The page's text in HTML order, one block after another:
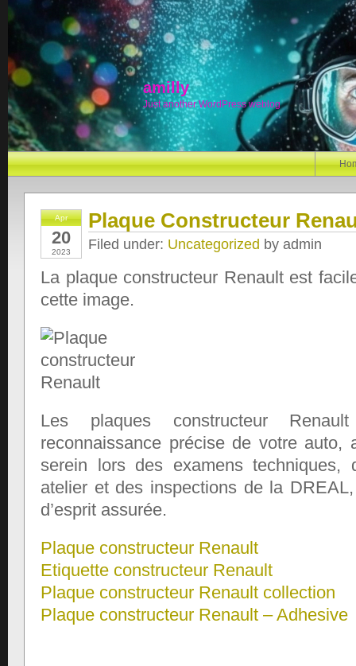
amilly
Just another WordPress weblog
Apr
20
2023
Plaque Constructeur
Filed under: Uncategorized by admin
La plaque constructeur Renault est
cette image.
Les plaques constructeur
reconnaissance précise de votre auto,
serein lors des examens techniques,
atelier et des inspections de la
d’esprit assurée.
Plaque constructeur Renault
Etiquette constructeur Renault
Plaque constructeur Renault collection
Plaque constructeur Renault – Adhesive